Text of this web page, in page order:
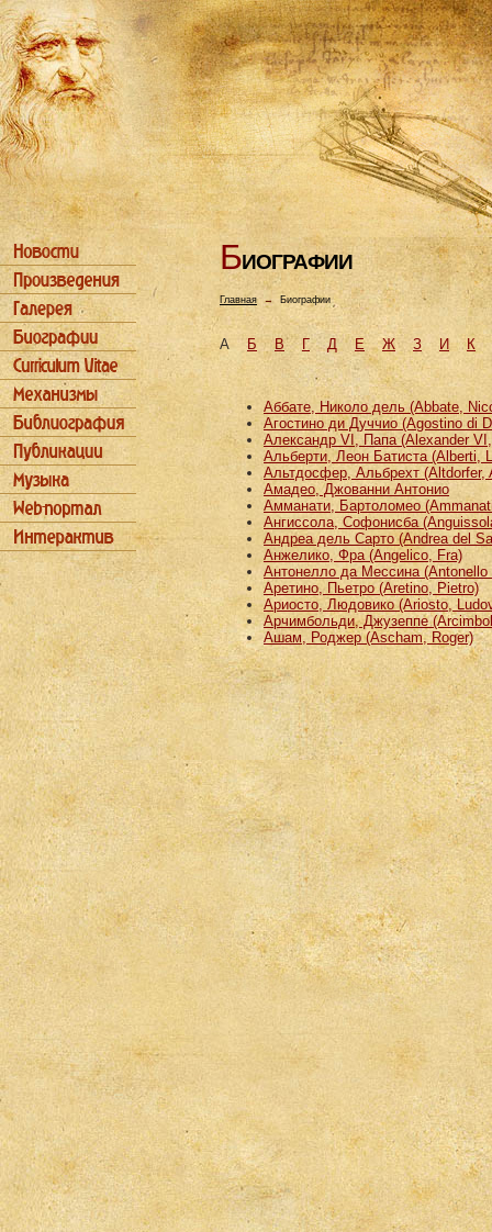
БИОГРАФИИ
Главная→ Биографии
АБ В Г Д Е Ж З И К
Аббате, Николо дель (Abbate,
Агостино ди Дуччио (Agostino di
Александр VI, Папа (Alexander
Альберти, Леон Батиста (Alberti,
Альтдосфер, Альбрехт (Altdorfer,
Амадео, Джованни Антонио
Амманати, Бартоломео
Ангиссола, Софонисба
Андреа дель Сарто (Andrea del
Анжелико, Фра (Angelico, Fra)
Антонелло да Мессина (Antonello
Аретино, Пьетро (Aretino, Pietro)
Ариосто, Людовико (Ariosto,
Арчимбольди, Джузеппе
Ашам, Роджер (Ascham, Roger)